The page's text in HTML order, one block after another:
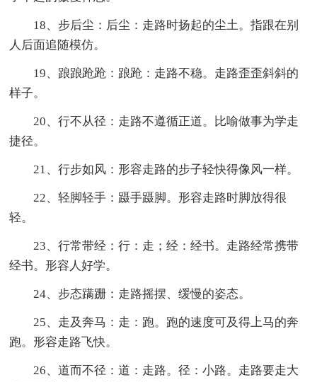
18、步后尘：后尘：走路时扬起的尘土。指跟在别
人后面追随模仿。
19、踉踉跄跄：踉跄：走路不稳。走路歪歪斜斜的
样子。
20、行不从径：走路不遵循正道。比喻做事为学走
捷径。
21、行步如风：形容走路的步子轻快得像风一样。
22、轻脚轻手：蹑手蹑脚。形容走路时脚放得很
轻。
23、行常带经：行：走；经：经书。走路经常携带
经书。形容人好学。
24、步态蹒跚：走路摇摆、缓慢的姿态。
25、走及奔马：走：跑。跑的速度可及得上马的奔
跑。形容走路飞快。
26、道而不径：道：走路。径：小路。走路要走大